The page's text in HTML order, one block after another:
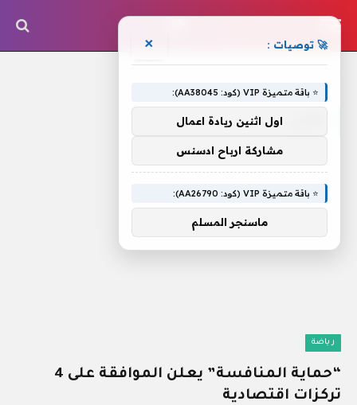
رياضة
“حماية المنافسة” يعلن الموافقة على 4
تركزات اقتصادية
🚀 توصيات : ×
⭐ باقة متميزة VIP (كود: AA38045):
اول اثنين ريادة اعمال
مشاركة ارباح ادسنس
⭐ باقة متميزة VIP (كود: AA26790):
ماسنجر المسلم